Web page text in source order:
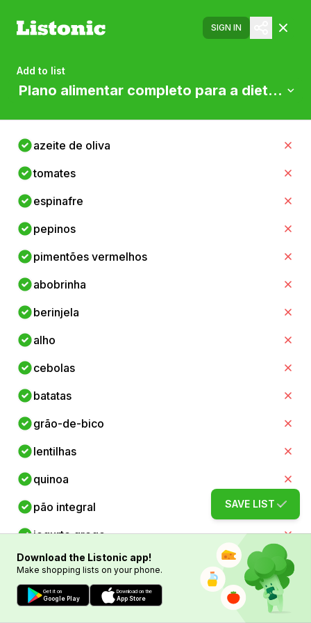
SIGN IN
Add to list
Plano alimentar completo para a dieta
azeite de oliva
tomates
espinafre
pepinos
pimentões vermelhos
abobrinha
berinjela
alho
cebolas
batatas
grão-de-bico
lentilhas
quinoa
pão integral
iogurte grego
queijo feta
hummus
SAVE LIST
Download the Listonic app!
Make shopping lists on your phone.
Get it on
Google Play
Download on the
App Store